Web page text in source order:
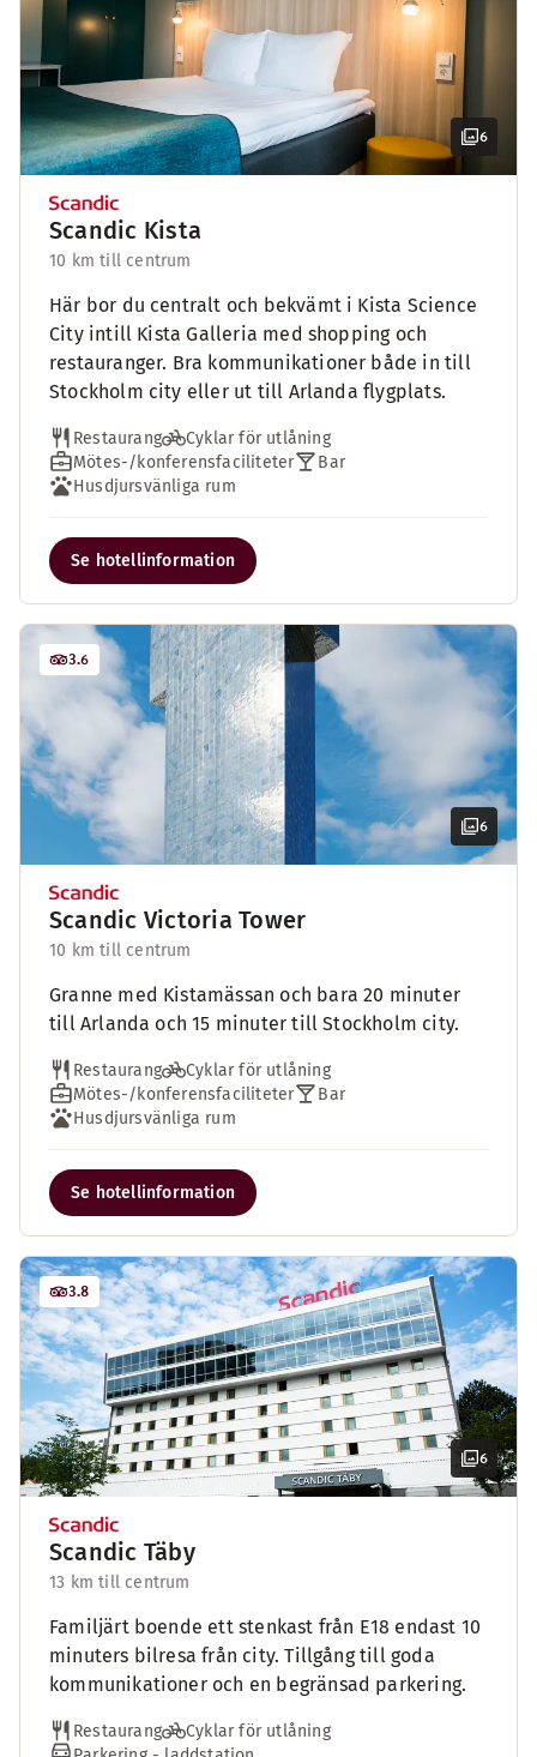
6
Scandic Kista
10 km till centrum
Här bor du centralt och bekvämt i Kista Science
City intill Kista Galleria med shopping och
restauranger. Bra kommunikationer både in till
Stockholm city eller ut till Arlanda flygplats.
Restaurang
Cyklar för utlåning
Mötes-/konferensfaciliteter
Bar
Husdjursvänliga rum
Se hotellinformation
6
3.6
Scandic Victoria Tower
10 km till centrum
Granne med Kistamässan och bara 20 minuter
till Arlanda och 15 minuter till Stockholm city.
Restaurang
Cyklar för utlåning
Mötes-/konferensfaciliteter
Bar
Husdjursvänliga rum
Se hotellinformation
6
3.8
Scandic Täby
13 km till centrum
Familjärt boende ett stenkast från E18 endast 10
minuters bilresa från city. Tillgång till goda
kommunikationer och en begränsad parkering.
Restaurang
Cyklar för utlåning